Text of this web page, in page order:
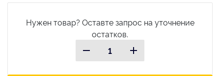
Нужен товар? Оставте запрос на уточнение
остатков.